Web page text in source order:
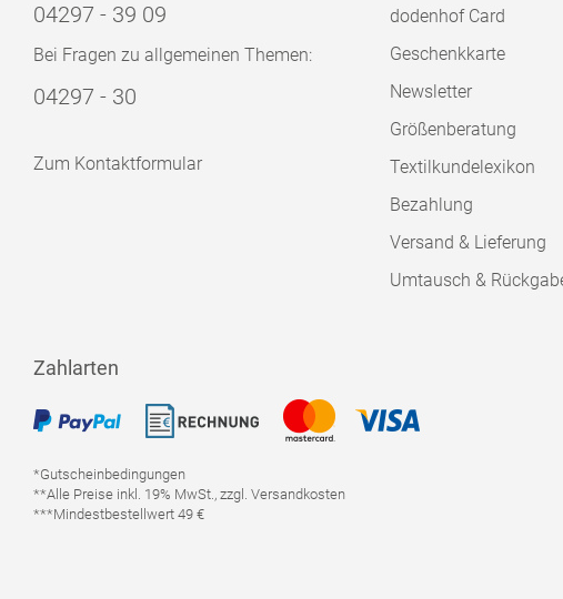
04297 - 39 09
Bei Fragen zu allgemeinen Themen:
04297 - 30
Zum Kontaktformular
dodenhof Card
Geschenkkarte
Newsletter
Größenberatung
Textilkundelexikon
Bezahlung
Versand & Lieferung
Umtausch &
Zahlarten
*Gutscheinbedingungen
**Alle Preise inkl. 19% MwSt., zzgl. Versandkosten
***Mindestbestellwert 49 €